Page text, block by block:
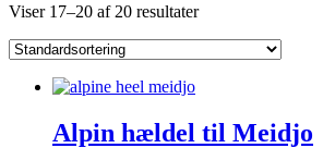
Viser 17–20 af 20 resultater
Alpin hældel til Meidjo